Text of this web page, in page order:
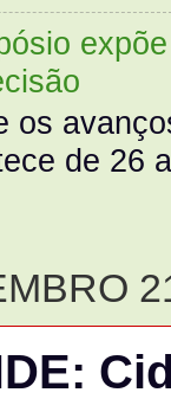
os
de 26